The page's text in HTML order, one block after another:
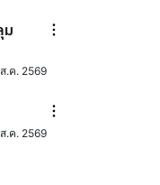
ม
.ค. 2569
.ค. 2569